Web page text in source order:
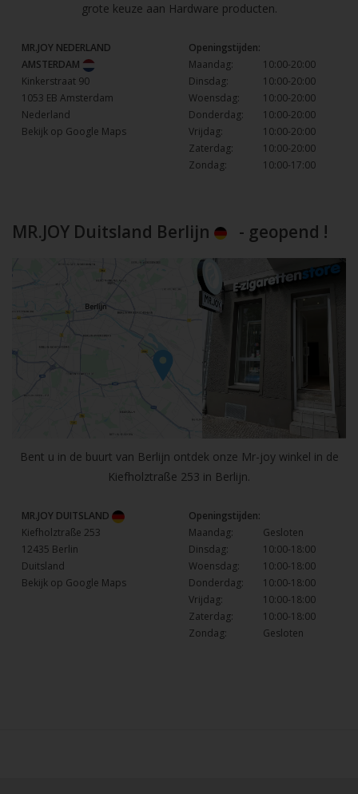
grote keuze aan Hardware producten.
MR.JOY NEDERLAND
AMSTERDAM
Kinkerstraat 90
1053 EB Amsterdam
Nederland
Bekijk op Google Maps
Openingstijden:
Maandag:
10:00-20:00
Dinsdag:
10:00-20:00
Woensdag:
10:00-20:00
Donderdag:
10:00-20:00
Vrijdag:
10:00-20:00
Zaterdag:
10:00-20:00
Zondag:
10:00-17:00
MR.JOY Duitsland Berlijn - geopend !
Bent u in de buurt van Berlijn ontdek onze Mr-joy winkel in de
Kiefholztraße 253 in Berlijn.
MR.JOY DUITSLAND
Kiefholztraße 253
12435 Berlin
Duitsland
Bekijk op Google Maps
Openingstijden:
Maandag:
Gesloten
Dinsdag:
10:00-18:00
Woensdag:
10:00-18:00
Donderdag:
10:00-18:00
Vrijdag:
10:00-18:00
Zaterdag:
10:00-18:00
Zondag:
Gesloten